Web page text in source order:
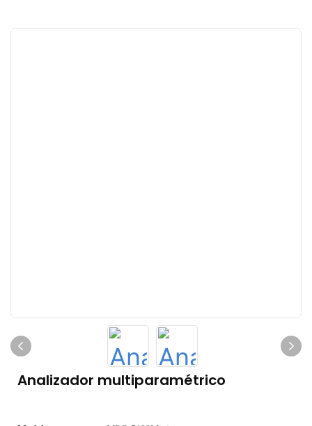
Analizador multiparamétrico